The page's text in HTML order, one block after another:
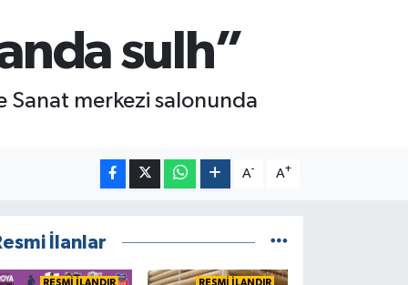
sulh”
Sanat merkezi salonunda
A- A+
İlanlar
RESMİ İLANDIR RESMİ İLANDIR